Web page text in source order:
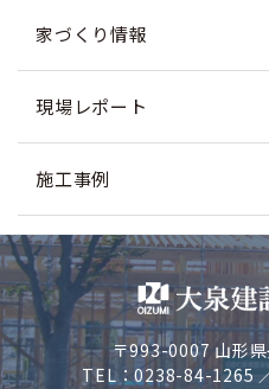
家づくり情報
現場レポート
施工事例
〒993-0007 山形
TEL：0238-84-1265